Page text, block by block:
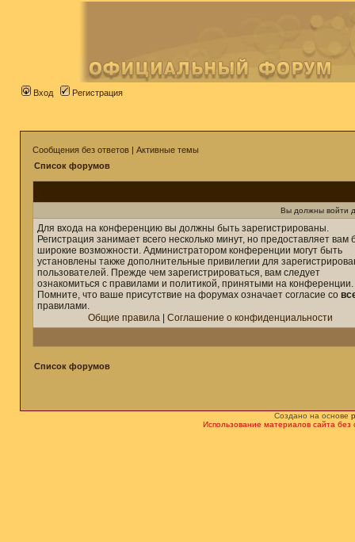
Вход Регистрация
Сообщения без ответов | Активные темы
Список форумов
Вы должны войти
Для входа на конференцию вы должны быть зарегистрированы.
Регистрация занимает всего несколько минут, но предоставляет вам
широкие возможности. Администратором конференции могут быть
установлены также дополнительные привилегии для
пользователей. Прежде чем зарегистрироваться, вам следует
ознакомиться с правилами и политикой, принятыми на конференции.
Помните, что ваше присутствие на форумах означает согласие со
правилами.
Общие правила
Соглашение о конфиденциальности
Список форумов
Создано на основе
Использование материалов сайта